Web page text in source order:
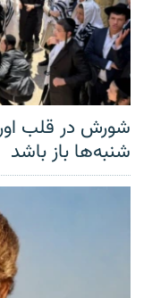
شورش در قلب
شنبه‌ها باز باشد